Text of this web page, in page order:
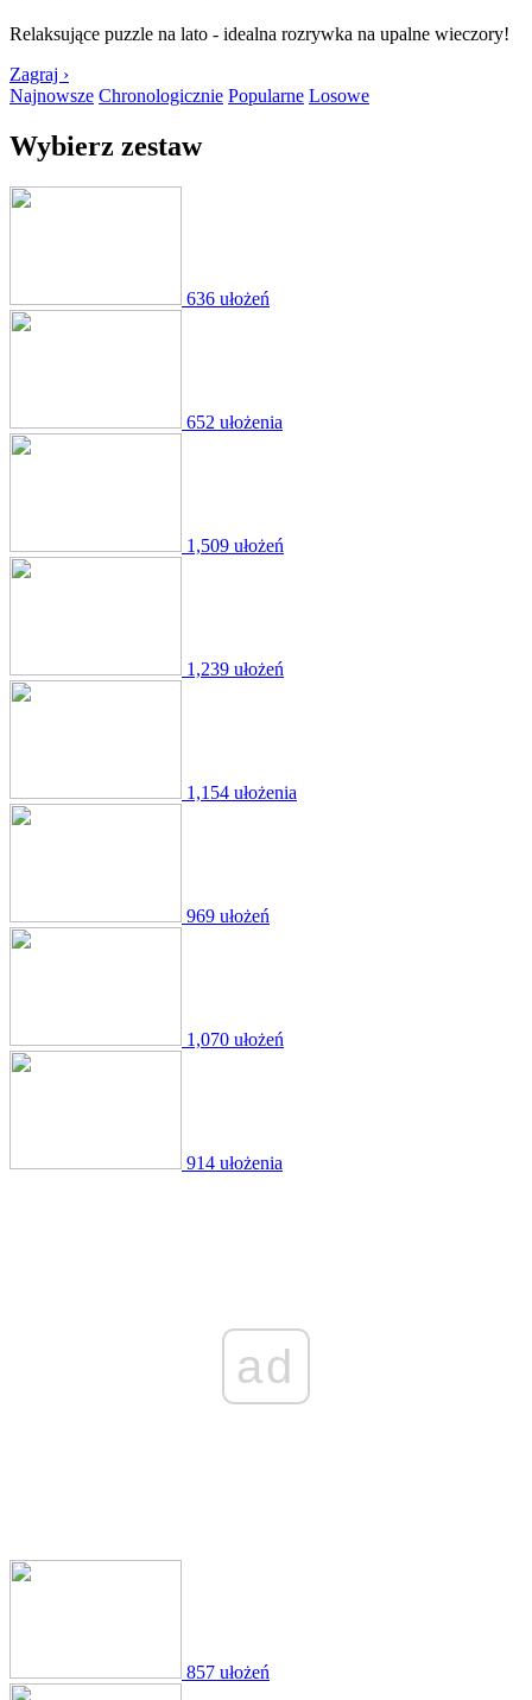
Relaksujące puzzle na lato - idealna rozrywka na upalne wieczory!
Zagraj ›
Najnowsze Chronologicznie Popularne Losowe
Wybierz zestaw
636 ułożeń
652 ułożenia
1,509 ułożeń
1,239 ułożeń
1,154 ułożenia
969 ułożeń
1,070 ułożeń
914 ułożenia
ad
857 ułożeń